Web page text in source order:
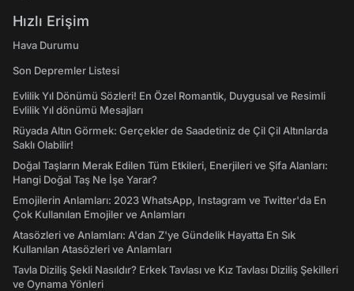
Hızlı Erişim
Hava Durumu
Son Depremler Listesi
Evlilik Yıl Dönümü Sözleri! En Özel Romantik, Duygusal ve Resimli
Evlilik Yıl dönümü Mesajları
Rüyada Altın Görmek: Gerçekler de Saadetiniz de Çil Çil Altınlarda
Saklı Olabilir!
Doğal Taşların Merak Edilen Tüm Etkileri, Enerjileri ve Şifa Alanları:
Hangi Doğal Taş Ne İşe Yarar?
Emojilerin Anlamları: 2023 WhatsApp, Instagram ve Twitter'da En
Çok Kullanılan Emojiler ve Anlamları
Atasözleri ve Anlamları: A'dan Z'ye Gündelik Hayatta En Sık
Kullanılan Atasözleri ve Anlamları
Tavla Diziliş Şekli Nasıldır? Erkek Tavlası ve Kız Tavlası Diziliş Şekilleri
ve Oynama Yönleri